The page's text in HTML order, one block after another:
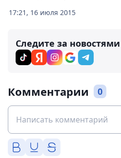
17:21, 16 июля 2015
Следите за
Комментарии 0